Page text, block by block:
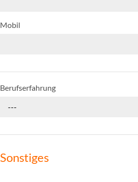
Mobil
Berufserfahrung
---
Sonstiges